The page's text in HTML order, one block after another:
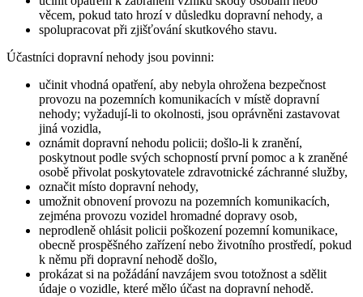
věcem, pokud tato hrozí v důsledku dopravní nehody, a
spolupracovat při zjišťování skutkového stavu.
Účastníci dopravní nehody jsou povinni:
učinit vhodná opatření, aby nebyla ohrožena bezpečnost
provozu na pozemních komunikacích v místě dopravní
nehody; vyžadují-li to okolnosti, jsou oprávněni zastavovat
jiná vozidla,
oznámit dopravní nehodu policii; došlo-li k zranění,
poskytnout podle svých schopností první pomoc a k zraněné
osobě přivolat poskytovatele zdravotnické záchranné služby,
označit místo dopravní nehody,
umožnit obnovení provozu na pozemních komunikacích,
zejména provozu vozidel hromadné dopravy osob,
neprodleně ohlásit policii poškození pozemní komunikace,
obecně prospěšného zařízení nebo životního prostředí, pokud
k němu při dopravní nehodě došlo,
prokázat si na požádání navzájem svou totožnost a sdělit
údaje o vozidle, které mělo účast na dopravní nehodě.